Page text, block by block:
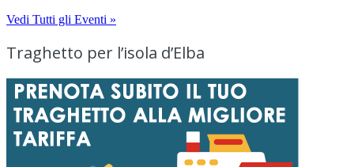
Vedi Tutti gli Eventi »
Traghetto per l’isola d’Elba